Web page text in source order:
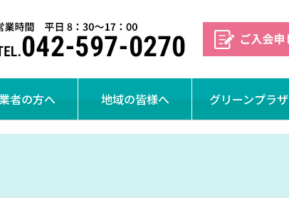
者の方へ 地域の皆様へ グリーンプラザ